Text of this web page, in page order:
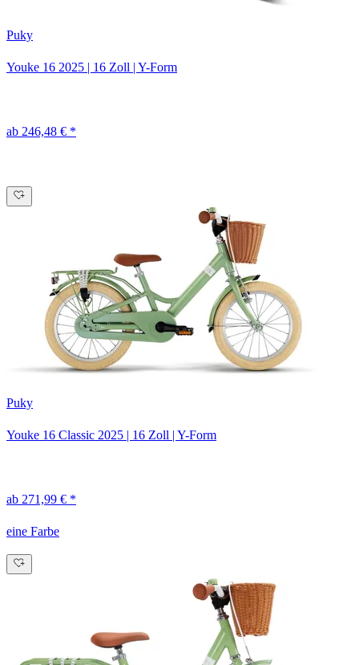
Puky
Youke 16 2025 | 16 Zoll | Y-Form
ab 246,48 € *
Puky
Youke 16 Classic 2025 | 16 Zoll | Y-Form
ab 271,99 € *
eine Farbe